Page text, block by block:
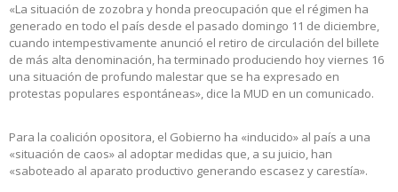
«La situación de zozobra y honda preocupación que el régimen ha
generado en todo el país desde el pasado domingo 11 de diciembre,
cuando intempestivamente anunció el retiro de circulación del billete
de más alta denominación, ha terminado produciendo hoy viernes 16
una situación de profundo malestar que se ha expresado en
protestas populares espontáneas», dice la MUD en un comunicado.
Para la coalición opositora, el Gobierno ha «inducido» al país a una
«situación de caos» al adoptar medidas que, a su juicio, han
«saboteado al aparato productivo generando escasez y carestía».